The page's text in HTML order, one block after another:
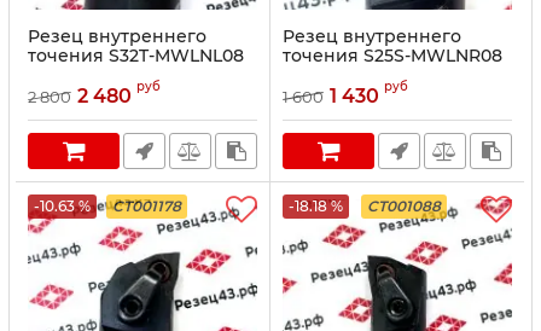
Резец внутреннего
точения S32T-MWLNL08
2 800 2 480 руб
Резец внутреннего
точения S25S-MWLNR08
1 600 1 430 руб
-10.63 % CT001178 -18.18 % CT001088